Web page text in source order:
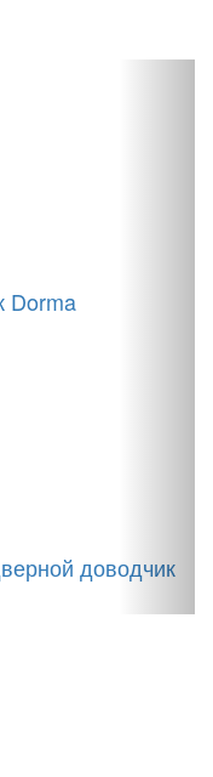
Dorma
доводчик